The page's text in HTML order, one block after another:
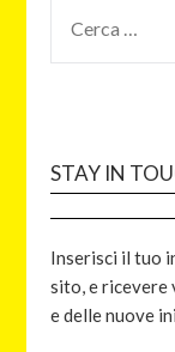
STAY IN
Inserisci il tuo
sito, e ricevere
e delle nuove